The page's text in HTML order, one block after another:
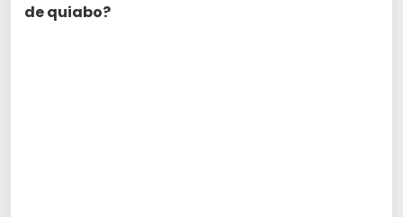
de quiabo?